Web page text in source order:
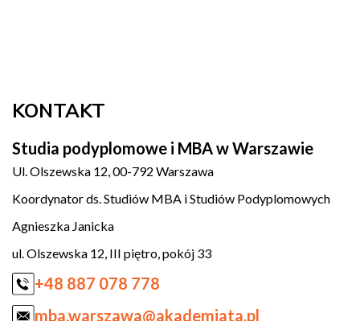
KONTAKT
Studia podyplomowe i MBA w Warszawie
Ul. Olszewska 12, 00-792 Warszawa
Koordynator ds. Studiów MBA i Studiów Podyplomowych
Agnieszka Janicka
ul. Olszewska 12, III piętro, pokój 33
+48 887 078 778
mba.warszawa@akademiata.pl